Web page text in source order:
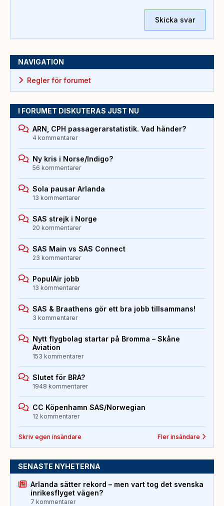
Skicka svar
NAVIGATION
Regler för forumet
I FORUMET DISKUTERAS JUST NU
ARN, CPH passagerarstatistik. Vad händer?
4 kommentarer
Ny kris i Norse/Indigo?
56 kommentarer
Sola pausar Arlanda
13 kommentarer
SAS strejk i Norge
20 kommentarer
SAS Main vs SAS Connect
23 kommentarer
PopulAir jobb
13 kommentarer
SAS & Braathens gör ett bra jobb tillsammans!
3 kommentarer
Nytt flygbolag startar på Bromma – Skåne
Aviation
153 kommentarer
Slutet för BRA?
1948 kommentarer
CC Köpenhamn SAS/Norwegian
12 kommentarer
Skriv egen insändare Fler insändare
SENASTE NYHETERNA
Arlanda sätter rekord – men vart tog det svenska
inrikesflyget vägen?
7 kommentarer